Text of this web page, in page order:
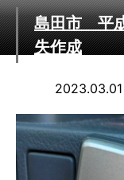
島田市 平
失作成
2023.03.01